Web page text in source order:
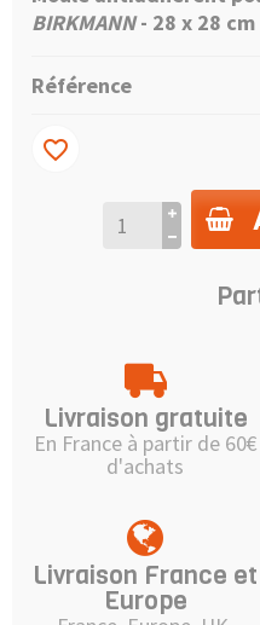
BIRKMANN- 28 x 28 cm
Référence
favorite_border
Livraison gratuite
En France à partir de 60€
d'achats
Livraison France et
Europe